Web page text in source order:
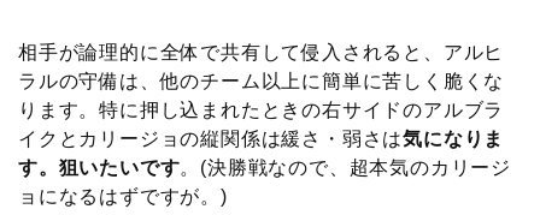
相手が論理的に全体で共有して侵入されると、アルヒ
ラルの守備は、他のチーム以上に簡単に苦しく脆くな
ります。特に押し込まれたときの右サイドのアルブラ
イクとカリージョの縦関係は緩さ・弱さは気になりま
す。狙いたいです。(決勝戦なので、超本気のカリージ
ョになるはずですが。)